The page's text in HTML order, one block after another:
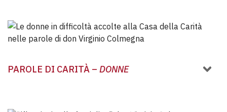
PAROLE DI CARITÀ – DONNE